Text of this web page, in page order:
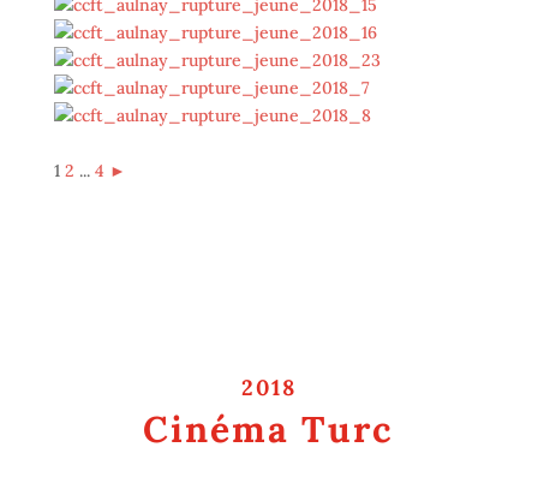
1 2 ... 4 ►
2018
Cinéma Turc